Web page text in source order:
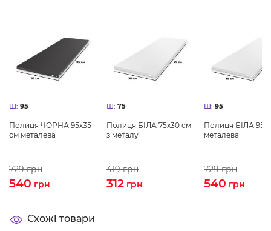
Ш: 95
Полиця ЧОРНА 95х35
см металева
729грн
540 грн
Ш: 75
Полиця БІЛА 75x30 см
з металу
419грн
312 грн
Ш: 95
Полиця БІЛА
металева
729грн
540 грн
Схожі товари